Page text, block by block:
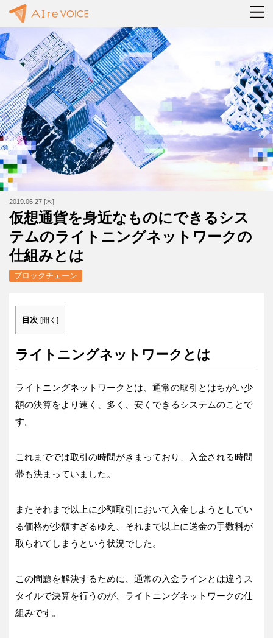
2019.06.27 [木]
仮想通貨を身近なものにできるシス
テムのライトニングネットワークの
仕組みとは
ブロックチェーン
目次 [開く ]
ライトニングネットワークとは
ライトニングネットワークとは、通常の取引とはちがい少
額の決算をより速く、多く、安くできるシステムのことで
す。
これまででは取引の時間がきまっており、入金される時間
帯も決まっていました。
またそれまで以上に少額取引において入金しようとしてい
る価格が少額すぎるゆえ、それまで以上に送金の手数料が
取られてしまうという状況でした。
この問題を解決するために、通常の入金ラインとは違うス
タイルで決算を行うのが、ライトニングネットワークの仕
組みです。